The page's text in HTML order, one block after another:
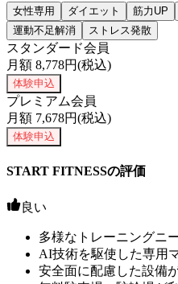
女性専用 ダイエット 筋力UP
運動不足解消
ストレス発散
スタンダード会員
月額 8,778円(税込)
体験申込
プレミアム会員
月額 7,678円(税込)
体験申込
START FITNESSの評価
良い
多様なトレーニングニ
AI技術を駆使した専用
安全面に配慮した設備